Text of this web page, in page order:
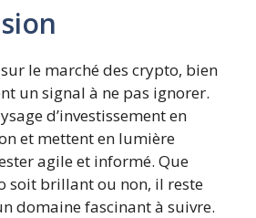
le marché des crypto, bien
un signal à ne pas ignorer.
d’investissement en
et mettent en lumière
agile et informé. Que
soit brillant ou non, il reste
domaine fascinant à suivre.